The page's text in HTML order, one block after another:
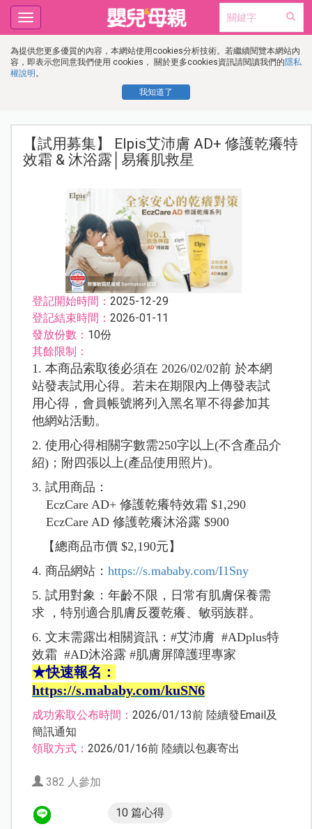
為提供您更多優質的內容，本網站使用cookies分析技術。若繼續閱覽本網站內
容，即表示您同意我們使用 cookies， 關於更多cookies資訊請閱讀我們的隱私
權說明 。
我知道了
Toggle
navigation
【試用募集】 Elpis艾沛膚 AD+ 修護乾癢特
效霜 & 沐浴露│易癢肌救星
登記開始時間： 2025-12-29
登記結束時間： 2026-01-11
發放份數： 10份
其餘限制：
1. 本商品索取後必須在 2026/02/02前 於本網
站發表試用心得。若未在期限內上傳發表試
用心得，會員帳號將列入黑名單不得參加其
他網站活動。
2. 使用心得相關字數需250字以上(不含產品介
紹)；附四張以上(產品使用照片)。
3. 試用商品：
EczCare AD+ 修護乾癢特效霜 $1,290
EczCare AD 修護乾癢沐浴露 $900
【總商品市價 $2,190元】
4. 商品網站： https://s.mababy.com/I1Sny
5. 試用對象：年齡不限，日常有肌膚保養需
求 ，特別適合肌膚反覆乾癢、敏弱族群。
6. 文末需露出相關資訊：#艾沛膚 #ADplus特
效霜 #AD沐浴露 #肌膚屏障護理專家
★快速報名：
https://s.mababy.com/kuSN6
成功索取公布時間： 2026/01/13前 陸續發Email及
簡訊通知
領取方式： 2026/01/16前 陸續以包裹寄出
382 人參加
10 篇心得